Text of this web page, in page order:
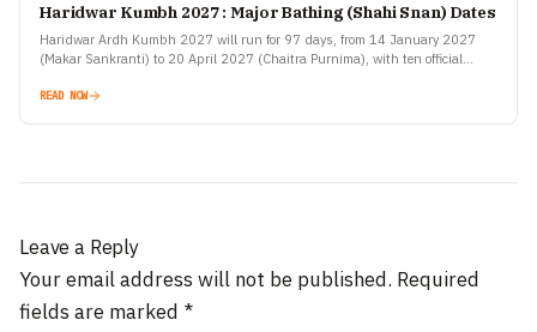
Haridwar Kumbh 2027 : Major Bathing (Shahi Snan) Dates
Haridwar Ardh Kumbh 2027 will run for 97 days, from 14 January 2027
(Makar Sankranti) to 20 April 2027 (Chaitra Purnima), with ten official
READ NOW
Leave a Reply
Your email address will not be published. Required
fields are marked *